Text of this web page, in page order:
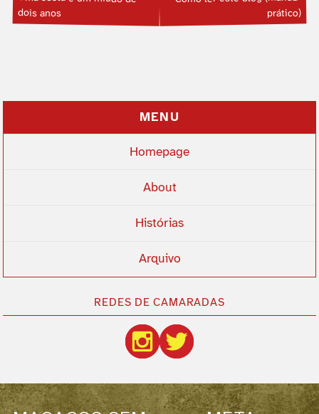
dois anos prático)
MENU
Homepage
About
Histórias
Arquivo
REDES DE CAMARADAS